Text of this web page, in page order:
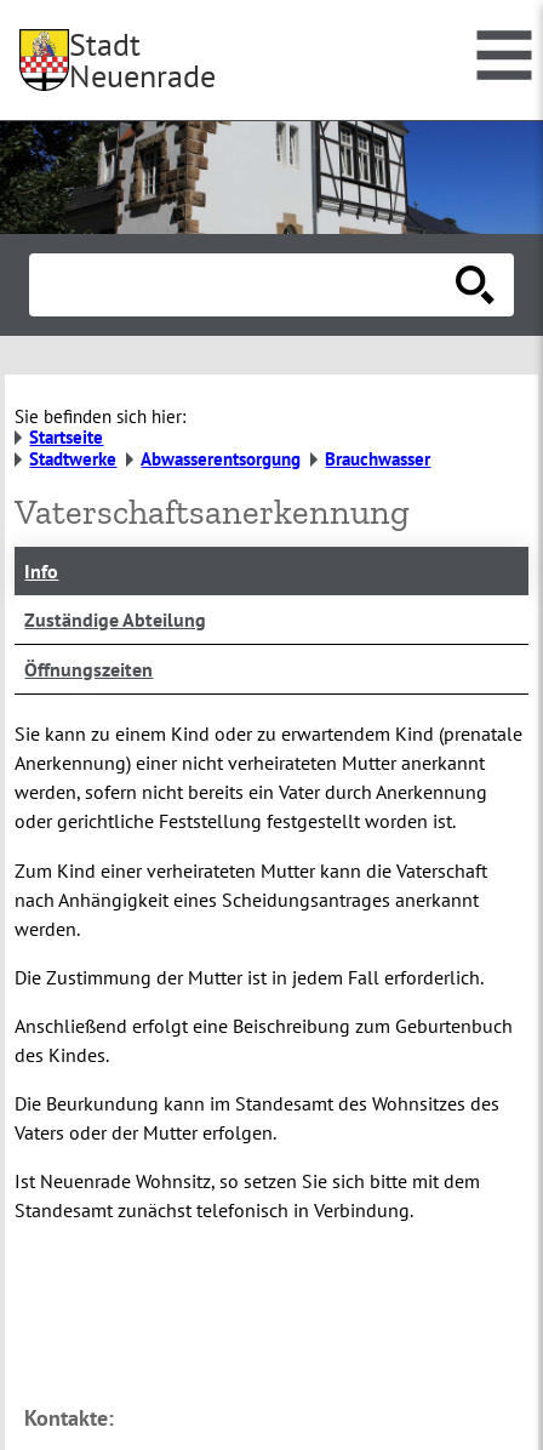
Stadt
Neuenrade
Sie befinden sich hier:
Startseite
Stadtwerke
Abwasserentsorgung Brauchwasser
Vaterschaftsanerkennung
Info
Zuständige Abteilung
Öffnungszeiten
Sie kann zu einem Kind oder zu erwartendem Kind (prenatale
Anerkennung) einer nicht verheirateten Mutter anerkannt
werden, sofern nicht bereits ein Vater durch Anerkennung
oder gerichtliche Feststellung festgestellt worden ist.
Zum Kind einer verheirateten Mutter kann die Vaterschaft
nach Anhängigkeit eines Scheidungsantrages anerkannt
werden.
Die Zustimmung der Mutter ist in jedem Fall erforderlich.
Anschließend erfolgt eine Beischreibung zum Geburtenbuch
des Kindes.
Die Beurkundung kann im Standesamt des Wohnsitzes des
Vaters oder der Mutter erfolgen.
Ist Neuenrade Wohnsitz, so setzen Sie sich bitte mit dem
Standesamt zunächst telefonisch in Verbindung.
Kontakte: